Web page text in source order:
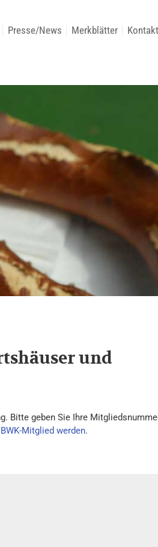
Presse/News Merkblätter Kontakt
und
Bitte geben Sie Ihre
Mitglied werden.